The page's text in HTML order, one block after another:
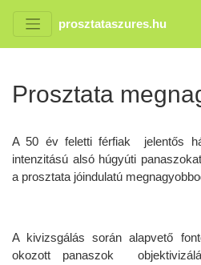
prosztataszures.hu
Prosztata
A 50 év feletti férfiak jelentős
intenzitású alsó húgyúti
a prosztata jóindulatú
A kivizsgálás során alapvető
okozott panaszok